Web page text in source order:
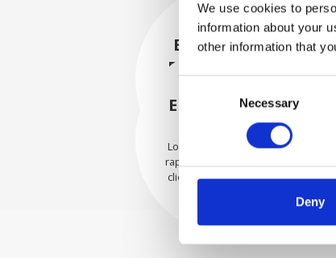
We use cookies to
information about your
other information that
Necessary
Deny
EMBALADO DE
FORMA SEGURA
empaqueta de forma segura
ENVIAMOS CON
CONFIANZA
Los pedidos se envían con
rapidez a nuestros valiosos
clientes en todo el mundo.